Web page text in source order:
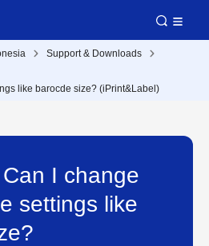
Support & Downloads
like barocde size? (iPrint&Label)
Can I change
settings like